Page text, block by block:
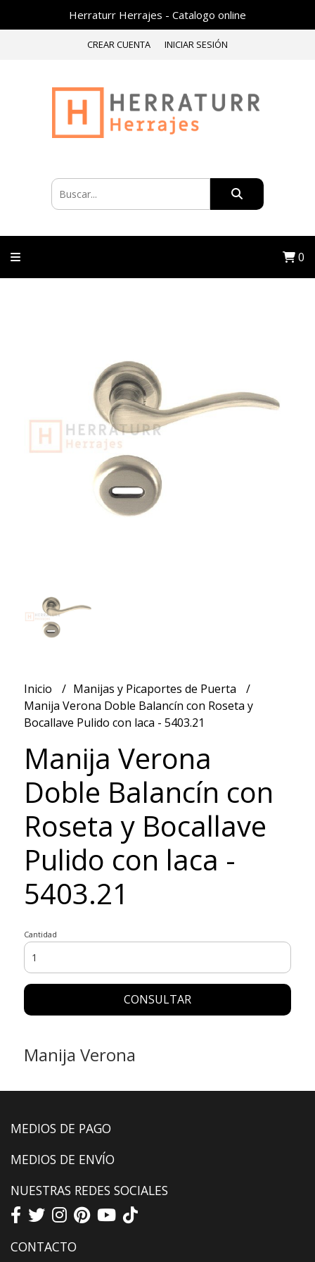
Herraturr Herrajes - Catalogo online
CREAR CUENTA INICIAR SESIÓN
0
Inicio
Manijas y Picaportes de Puerta
Manija Verona Doble Balancín con Roseta y
Bocallave Pulido con laca - 5403.21
Manija Verona
Doble Balancín con
Roseta y Bocallave
Pulido con laca -
5403.21
Cantidad
CONSULTAR
Manija Verona
MEDIOS DE PAGO
MEDIOS DE ENVÍO
NUESTRAS REDES SOCIALES
CONTACTO